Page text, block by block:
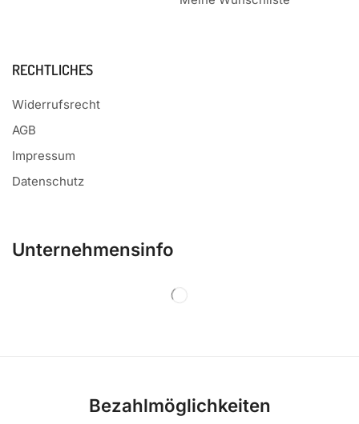
RECHTLICHES
Widerrufsrecht
AGB
Impressum
Datenschutz
Unternehmensinfo
Bezahlmöglichkeiten